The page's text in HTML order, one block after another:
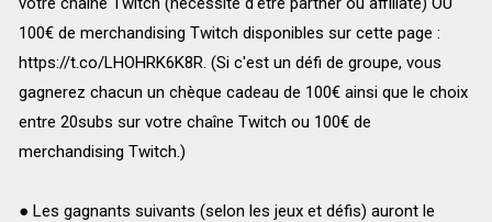
100€ de merchandising Twitch disponibles sur cette page :
https://t.co/LHOHRK6K8R. (Si c'est un défi de groupe, vous
gagnerez chacun un chèque cadeau de 100€ ainsi que le choix
entre 20subs sur votre chaîne Twitch ou 100€ de
merchandising Twitch.)
● Les gagnants suivants (selon les jeux et défis) auront le